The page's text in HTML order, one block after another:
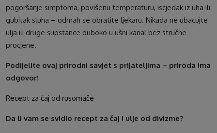
pogoršanje simptoma, povišenu temperaturu, iscjedak iz uha ili
gubitak sluha – odmah se obratite ljekaru. Nikada ne ubacujte
ulja ili druge supstance duboko u ušni kanal bez stručne
procjene.
Podijelite ovaj prirodni savjet s prijateljima – priroda ima
odgovor!
Recept za čaj od rusomače
Da li vam se svidio recept za čaj i ulje od divizme?